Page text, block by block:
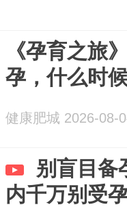
《孕育之旅
孕，什么时
健康肥城 2026-08-
别盲目备
内千万别受